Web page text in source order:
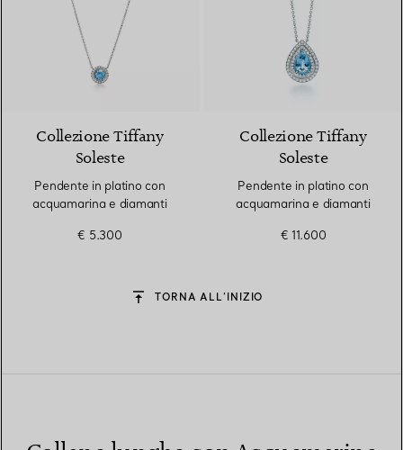
4 gemstones
Collezione Tiffany
Soleste
Pendente in platino con
acquamarina e diamanti
€ 5.300
Collezione Tiffany
Soleste
Pendente in platino con
acquamarina e diamanti
€ 11.600
TORNA ALL’INIZIO